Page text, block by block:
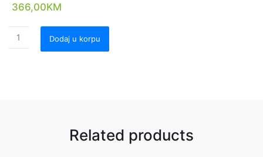
366,00KM
Dodaj u korpu
Related products